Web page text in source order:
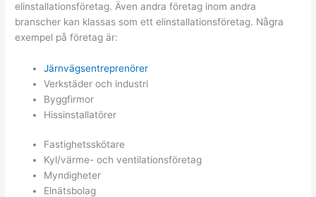
elinstallationsföretag. Även andra företag inom andra
branscher kan klassas som ett elinstallationsföretag. Några
exempel på företag är:
Järnvägsentreprenörer
Verkstäder och industri
Byggfirmor
Hissinstallatörer
Fastighetsskötare
Kyl/värme- och ventilationsföretag
Myndigheter
Elnätsbolag